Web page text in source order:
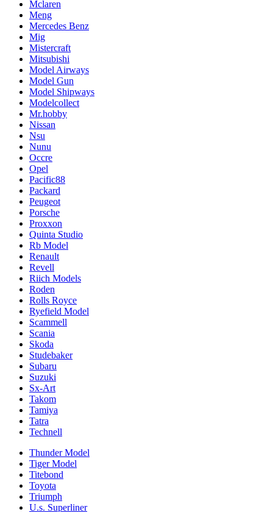
Mclaren
Meng
Mercedes Benz
Mig
Mistercraft
Mitsubishi
Model Airways
Model Gun
Model Shipways
Modelcollect
Mr.hobby
Nissan
Nsu
Nunu
Occre
Opel
Pacific88
Packard
Peugeot
Porsche
Proxxon
Quinta Studio
Rb Model
Renault
Revell
Riich Models
Roden
Rolls Royce
Ryefield Model
Scammell
Scania
Skoda
Studebaker
Subaru
Suzuki
Sx-Art
Takom
Tamiya
Tatra
Technell
Thunder Model
Tiger Model
Titebond
Toyota
Triumph
U.s. Superliner